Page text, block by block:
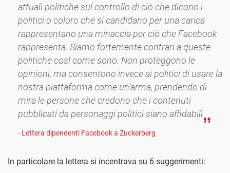
attuali politiche sul controllo di ciò che dicono i
politici o coloro che si candidano per una carica
rappresentano una minaccia per ciò che Facebook
rappresenta. Siamo fortemente contrari a queste
politiche così come sono. Non proteggono le
opinioni, ma consentono invece ai politici di usare la
nostra piattaforma come un’arma, prendendo di
mira le persone che credono che i contenuti
pubblicati da personaggi politici siano affidabili
- Lettera dipendenti Facebook a Zuckerberg
In particolare la lettera si incentrava su 6 suggerimenti: